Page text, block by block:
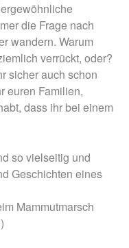
die Frage nach
wandern. Warum
verrückt, oder?
sicher auch schon
euren Familien,
dass ihr bei einem
so vielseitig und
Geschichten eines
Mammutmarsch